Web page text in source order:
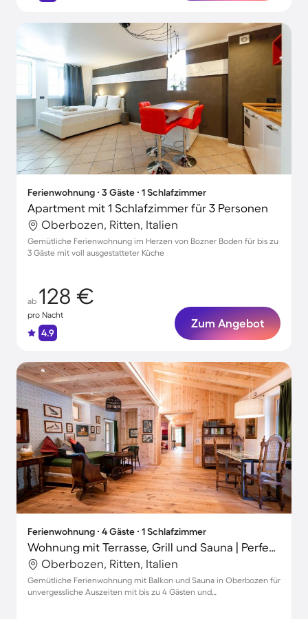
Ferienwohnung ∙ 3 Gäste ∙ 1 Schlafzimmer
Apartment mit 1 Schlafzimmer für 3 Personen
Oberbozen, Ritten, Italien
Gemütliche Ferienwohnung im Herzen von Bozner Boden für bis zu
3 Gäste mit voll ausgestatteter Küche
ab 128 €
pro Nacht
4.9
Zum Angebot
Ferienwohnung ∙ 4 Gäste ∙ 1 Schlafzimmer
Wohnung mit Terrasse, Grill und Sauna | Perfekt für die Arbeit von Zuhause
Oberbozen, Ritten, Italien
Gemütliche Ferienwohnung mit Balkon und Sauna in Oberbozen für
unvergessliche Auszeiten mit bis zu 4 Gästen und